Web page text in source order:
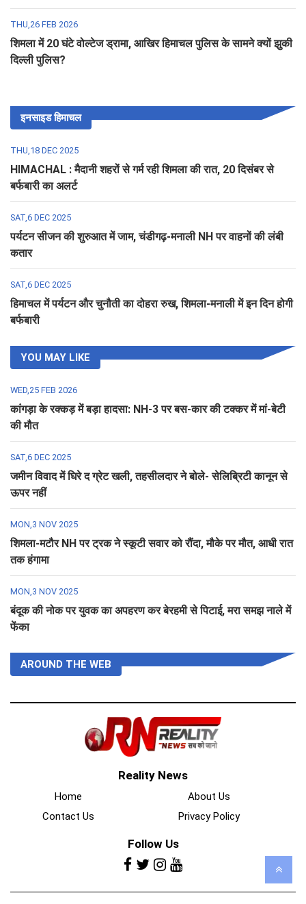
THU,26 FEB 2026
शिमला में 20 घंटे वोल्टेज ड्रामा, आखिर हिमाचल पुलिस के सामने क्यों झुकी
दिल्ली पुलिस?
इनसाइड हिमाचल
THU,18 DEC 2025
HIMACHAL : मैदानी शहरों से गर्म रही शिमला की रात, 20 दिसंबर से
बर्फबारी का अलर्ट
SAT,6 DEC 2025
पर्यटन सीजन की शुरुआत में जाम, चंडीगढ़-मनाली NH पर वाहनों की लंबी
कतार
SAT,6 DEC 2025
हिमाचल में पर्यटन और चुनौती का दोहरा रुख, शिमला-मनाली में इन दिन होगी
बर्फबारी
YOU MAY LIKE
WED,25 FEB 2026
कांगड़ा के रक्कड़ में बड़ा हादसा: NH-3 पर बस-कार की टक्कर में मां-बेटी
की मौत
SAT,6 DEC 2025
जमीन विवाद में घिरे द ग्रेट खली, तहसीलदार ने बोले- सेलिब्रिटी कानून से
ऊपर नहीं
MON,3 NOV 2025
शिमला-मटौर NH पर ट्रक ने स्कूटी सवार को रौंदा, मौके पर मौत, आधी रात
तक हंगामा
MON,3 NOV 2025
बंदूक की नोक पर युवक का अपहरण कर बेरहमी से पिटाई, मरा समझ नाले में
फेंका
AROUND THE WEB
Reality News
Home
About Us
Contact Us
Privacy Policy
Follow Us